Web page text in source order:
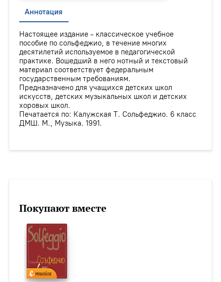
Аннотация
Настоящее издание - классическое учебное
пособие по сольфеджио, в течение многих
десятилетий используемое в педагогической
практике. Вошедший в него нотный и текстовый
материал соответствует федеральным
государственным требованиям.
Предназначено для учащихся детских школ
искусств, детских музыкальных школ и детских
хоровых школ.
Печатается по: Калужская Т. Сольфеджио. 6 класс
ДМШ. М., Музыка. 1991.
Покупают вместе